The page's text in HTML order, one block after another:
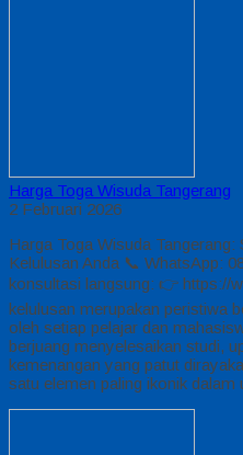
Harga Toga Wisuda Tangerang
2 Februari 2026
Harga Toga Wisuda
Kelulusan Anda 📞 WhatsApp:
konsultasi langsung: 👉 https://
kelulusan merupakan peristiwa
oleh setiap pelajar dan
berjuang menyelesaikan studi,
kemenangan yang patut
satu elemen paling ikonik